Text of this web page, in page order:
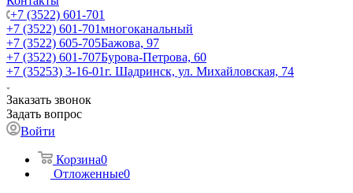
+7 (3522) 601-701
+7 (3522) 601-701многоканальный
+7 (3522) 605-705Бажова, 97
+7 (3522) 601-707Бурова-Петрова, 60
+7 (35253) 3-16-01г. Шадринск, ул. Михайловская, 74
Заказать звонок
Задать вопрос
Войти
Корзина0
Отложенные0